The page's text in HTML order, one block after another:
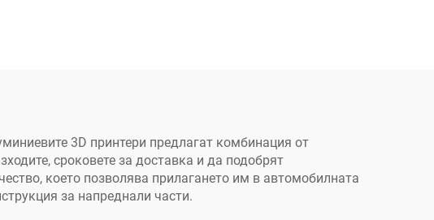
3D принтери предлагат комбинация от
сроковете за доставка и да подобрят
което позволява прилагането им в автомобилната
за напреднали части.